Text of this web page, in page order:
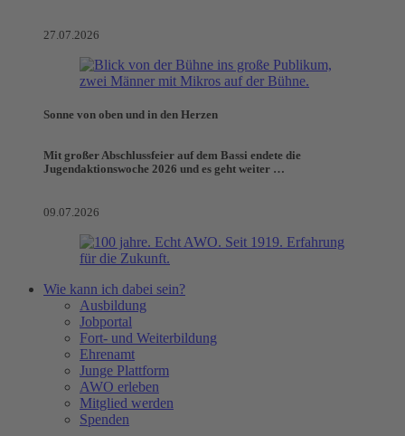
27.07.2026
Sonne von oben und in den Herzen
Mit großer Abschlussfeier auf dem Bassi endete die
Jugendaktionswoche 2026 und es geht weiter …
09.07.2026
Wie kann ich dabei sein?
Ausbildung
Jobportal
Fort- und Weiterbildung
Ehrenamt
Junge Plattform
AWO erleben
Mitglied werden
Spenden